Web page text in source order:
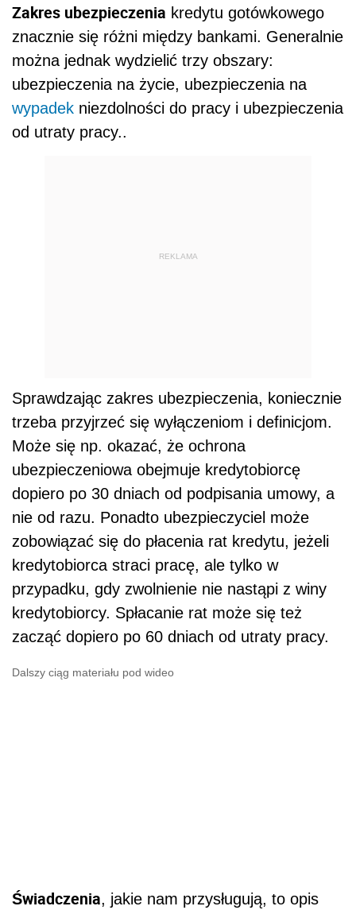
Zakres ubezpieczenia kredytu gotówkowego
znacznie się różni między bankami. Generalnie
można jednak wydzielić trzy obszary:
ubezpieczenia na życie, ubezpieczenia na
wypadek niezdolności do pracy i ubezpieczenia
od utraty pracy..
REKLAMA
Sprawdzając zakres ubezpieczenia, koniecznie
trzeba przyjrzeć się wyłączeniom i definicjom.
Może się np. okazać, że ochrona
ubezpieczeniowa obejmuje kredytobiorcę
dopiero po 30 dniach od podpisania umowy, a
nie od razu. Ponadto ubezpieczyciel może
zobowiązać się do płacenia rat kredytu, jeżeli
kredytobiorca straci pracę, ale tylko w
przypadku, gdy zwolnienie nie nastąpi z winy
kredytobiorcy. Spłacanie rat może się też
zacząć dopiero po 60 dniach od utraty pracy.
Dalszy ciąg materiału pod wideo
Świadczenia, jakie nam przysługują, to opis